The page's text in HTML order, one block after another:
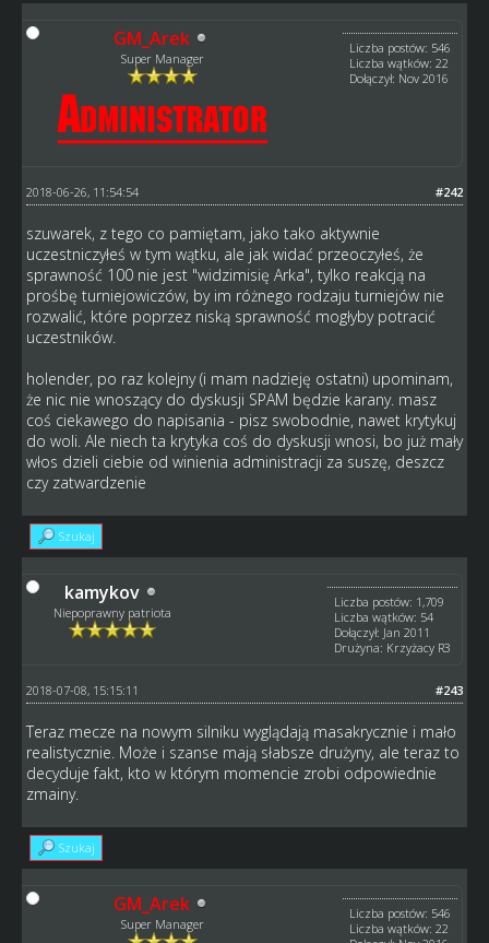
GM_Arek
Super Manager
Liczba postów: 546
Liczba wątków: 22
Dołączył: Nov 2016
#242
2018-06-26, 11:54:54
szuwarek, z tego co pamiętam, jako tako aktywnie
uczestniczyłeś w tym wątku, ale jak widać przeoczyłeś, że
sprawność 100 nie jest "widzimisię Arka", tylko reakcją na
prośbę turniejowiczów, by im różnego rodzaju turniejów nie
rozwalić, które poprzez niską sprawność mogłyby potracić
uczestników.
holender, po raz kolejny (i mam nadzieję ostatni) upominam,
że nic nie wnoszący do dyskusji SPAM będzie karany. masz
coś ciekawego do napisania - pisz swobodnie, nawet krytykuj
do woli. Ale niech ta krytyka coś do dyskusji wnosi, bo już mały
włos dzieli ciebie od winienia administracji za suszę, deszcz
czy zatwardzenie
Szukaj
kamykov
Niepoprawny patriota
Liczba postów: 1,709
Liczba wątków: 54
Dołączył: Jan 2011
Drużyna: Krzyżacy R3
#243
2018-07-08, 15:15:11
Teraz mecze na nowym silniku wyglądają masakrycznie i mało
realistycznie. Może i szanse mają słabsze drużyny, ale teraz to
decyduje fakt, kto w którym momencie zrobi odpowiednie
zmainy.
Szukaj
GM_Arek
Super Manager
Liczba postów: 546
Liczba wątków: 22